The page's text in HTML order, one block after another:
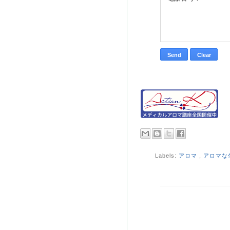
Labels: アロマ アロマな